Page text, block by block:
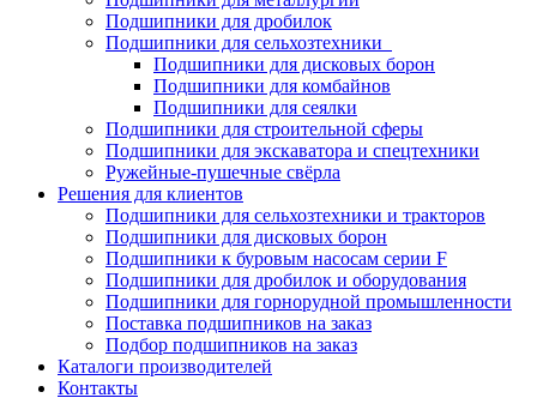
Подшипники для дробилок
Подшипники для сельхозтехники
Подшипники для дисковых борон
Подшипники для комбайнов
Подшипники для сеялки
Подшипники для строительной сферы
Подшипники для экскаватора и спецтехники
Ружейные-пушечные свёрла
Решения для клиентов
Подшипники для сельхозтехники и тракторов
Подшипники для дисковых борон
Подшипники к буровым насосам серии F
Подшипники для дробилок и оборудования
Подшипники для горнорудной промышленности
Поставка подшипников на заказ
Подбор подшипников на заказ
Каталоги производителей
Контакты